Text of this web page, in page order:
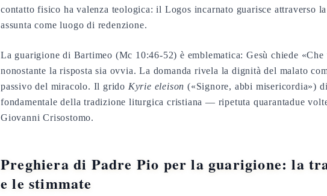
contatto fisico ha valenza teologica: il Logos incarnato guarisce attraverso la
assunta come luogo di redenzione.
La guarigione di Bartimeo (Mc 10:46-52) è emblematica: Gesù chiede
nonostante la risposta sia ovvia. La domanda rivela la dignità del malato
passivo del miracolo. Il grido Kyrie eleison («Signore, abbi misericordia»)
fondamentale della tradizione liturgica cristiana — ripetuta quarantadue
Giovanni Crisostomo.
Preghiera di Padre Pio per la guarigione: la
e le stimmate